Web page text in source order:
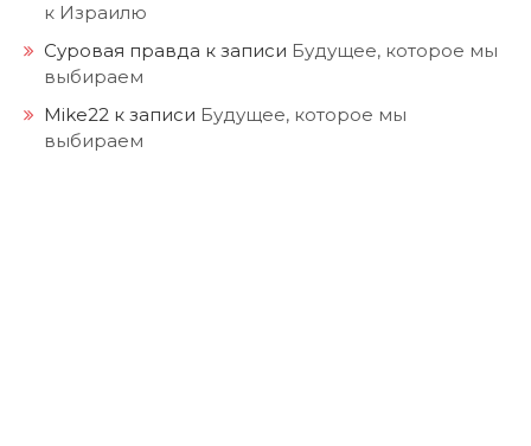
к Израилю
Суровая правда к записи Будущее, которое мы
выбираем
Mike22 к записи Будущее, которое мы
выбираем